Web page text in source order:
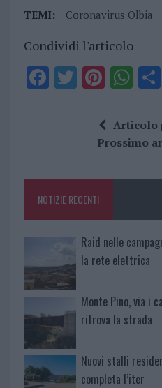
TEMI: Coronavirus Olbia
Condividi l'articolo
F
o
k
T Pi
te
re
W
at
s
p
S
Articolo
Prossimo
NOTIZIE RECENTI
Raid nelle
la rete elettrica
Monte Pino, via i
ritrova la strada
Nuovi stalli
completa l’iter